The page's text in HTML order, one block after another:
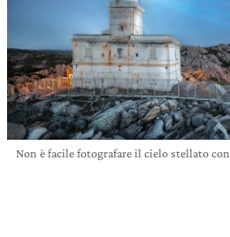
Non è facile fotografare il cielo stellato